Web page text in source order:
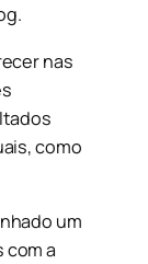
nas
como
um
a